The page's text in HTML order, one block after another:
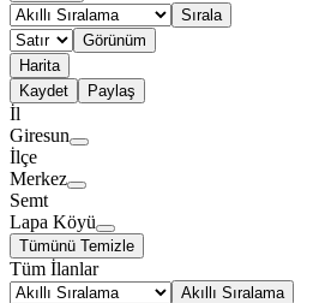
Sırala
Görünüm
Harita
Kaydet
Paylaş
İl
Giresun
İlçe
Merkez
Semt
Lapa Köyü
Tümünü Temizle
Tüm İlanlar
Akıllı Sıralama